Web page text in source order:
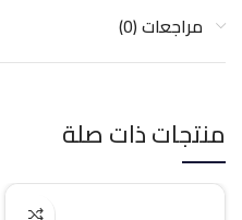
مراجعات (0)
منتجات ذات صلة